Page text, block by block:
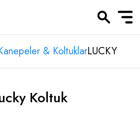
& KoltuklarLUCKY
Koltuk